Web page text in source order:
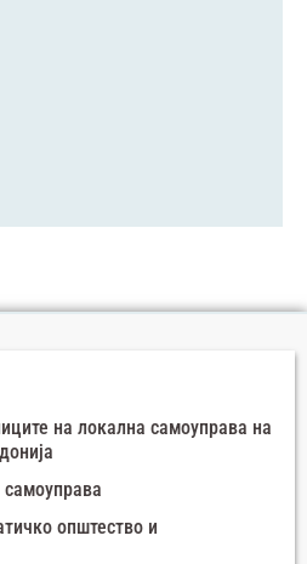
на локална самоуправа на
општество и